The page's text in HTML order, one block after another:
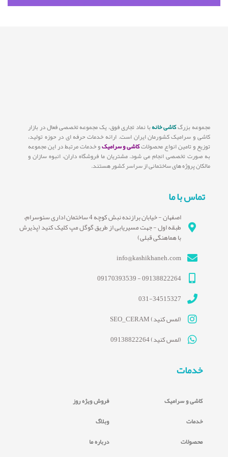
مجموعه بزرگکاشی خانهبا نماد تجاری فوق، یک مجموعه تخصصی فعال در بازار
کاشی و سرامیک کشورمان ایران است. ارائه خدمات حرفه ای در حوزه تولید،
توزیع و تامین انواع محصولاتکاشی و سرامیکو خدمات مرتبط در این مجموعه
به صورت تخصصی انجام می شود. مشتریان ما فروشگاه داران، انبوه سازان و
مالکان پروژه های ساختمانی از سراسر کشور هستند.
تماس با ما
اصفهان - خیابان برازنده نبش کوچه 4 ساختمان اداری سئوسرام،
طبقه اول - جهت مسیریابی از طریق گوگل مپ کلیک کنید (پذیرش
با هماهنگی قبلی)
info@kashikhaneh.com
09138822264 - 09170393539
031-34515327
(لمس کنید) SEO_CERAM
(لمس کنید) 09138822264
خدمات
کاشی و سرامیک
خدمات
محصولات
فروش ویژه روز
وبلاگ
درباره ما